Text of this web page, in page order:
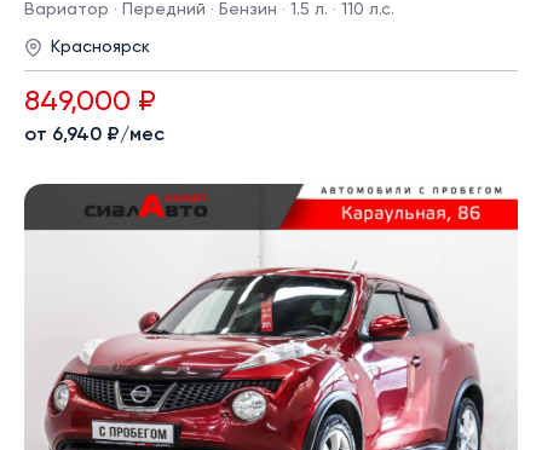
Вариатор · Передний · Бензин · 1.5 л. · 110 л.с.
Красноярск
849,000 ₽
от 6,940 ₽/мес